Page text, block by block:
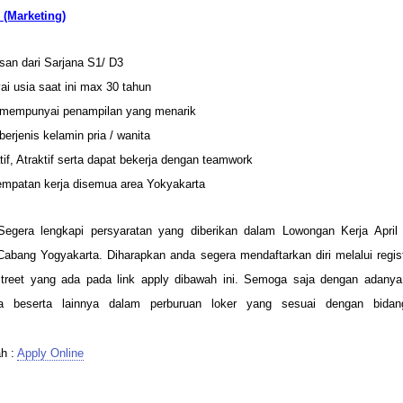
dari Sarjana S1/ D3
usia saat ini max 30 tahun
penampilan yang menarik
kelamin pria / wanita
Atraktif serta dapat bekerja dengan teamwork
kerja disemua area Yokyakarta
lengkapi persyaratan yang diberikan dalam Lowongan Kerja
Yogyakarta. Diharapkan anda segera mendaftarkan diri melalui
yang ada pada link apply dibawah ini. Semoga saja dengan
beserta lainnya dalam perburuan loker yang sesuai dengan
: Apply Online